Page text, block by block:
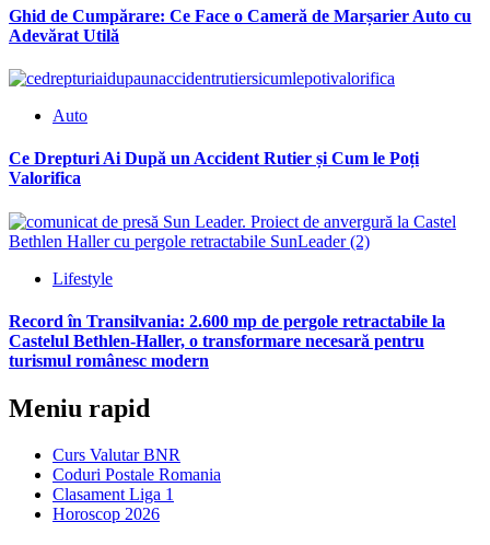
Ghid de Cumpărare: Ce Face o Cameră de Marșarier Auto cu
Adevărat Utilă
Auto
Ce Drepturi Ai După un Accident Rutier și Cum le Poți
Valorifica
Lifestyle
Record în Transilvania: 2.600 mp de pergole retractabile la
Castelul Bethlen-Haller, o transformare necesară pentru
turismul românesc modern
Meniu rapid
Curs Valutar BNR
Coduri Postale Romania
Clasament Liga 1
Horoscop 2026